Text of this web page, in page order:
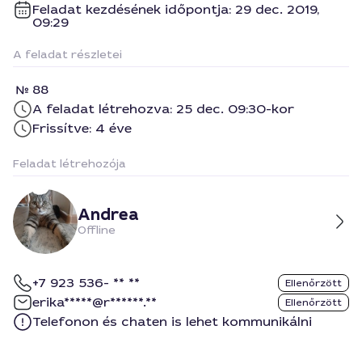
Feladat kezdésének időpontja: 29 dec. 2019,
09:29
A feladat részletei
88
A feladat létrehozva: 25 dec. 09:30-kor
Frissítve: 4 éve
Feladat létrehozója
Andrea
Offline
+7 923 536- ** ** Ellenőrzött
erika*****@r******.** Ellenőrzött
Telefonon és chaten is lehet kommunikálni